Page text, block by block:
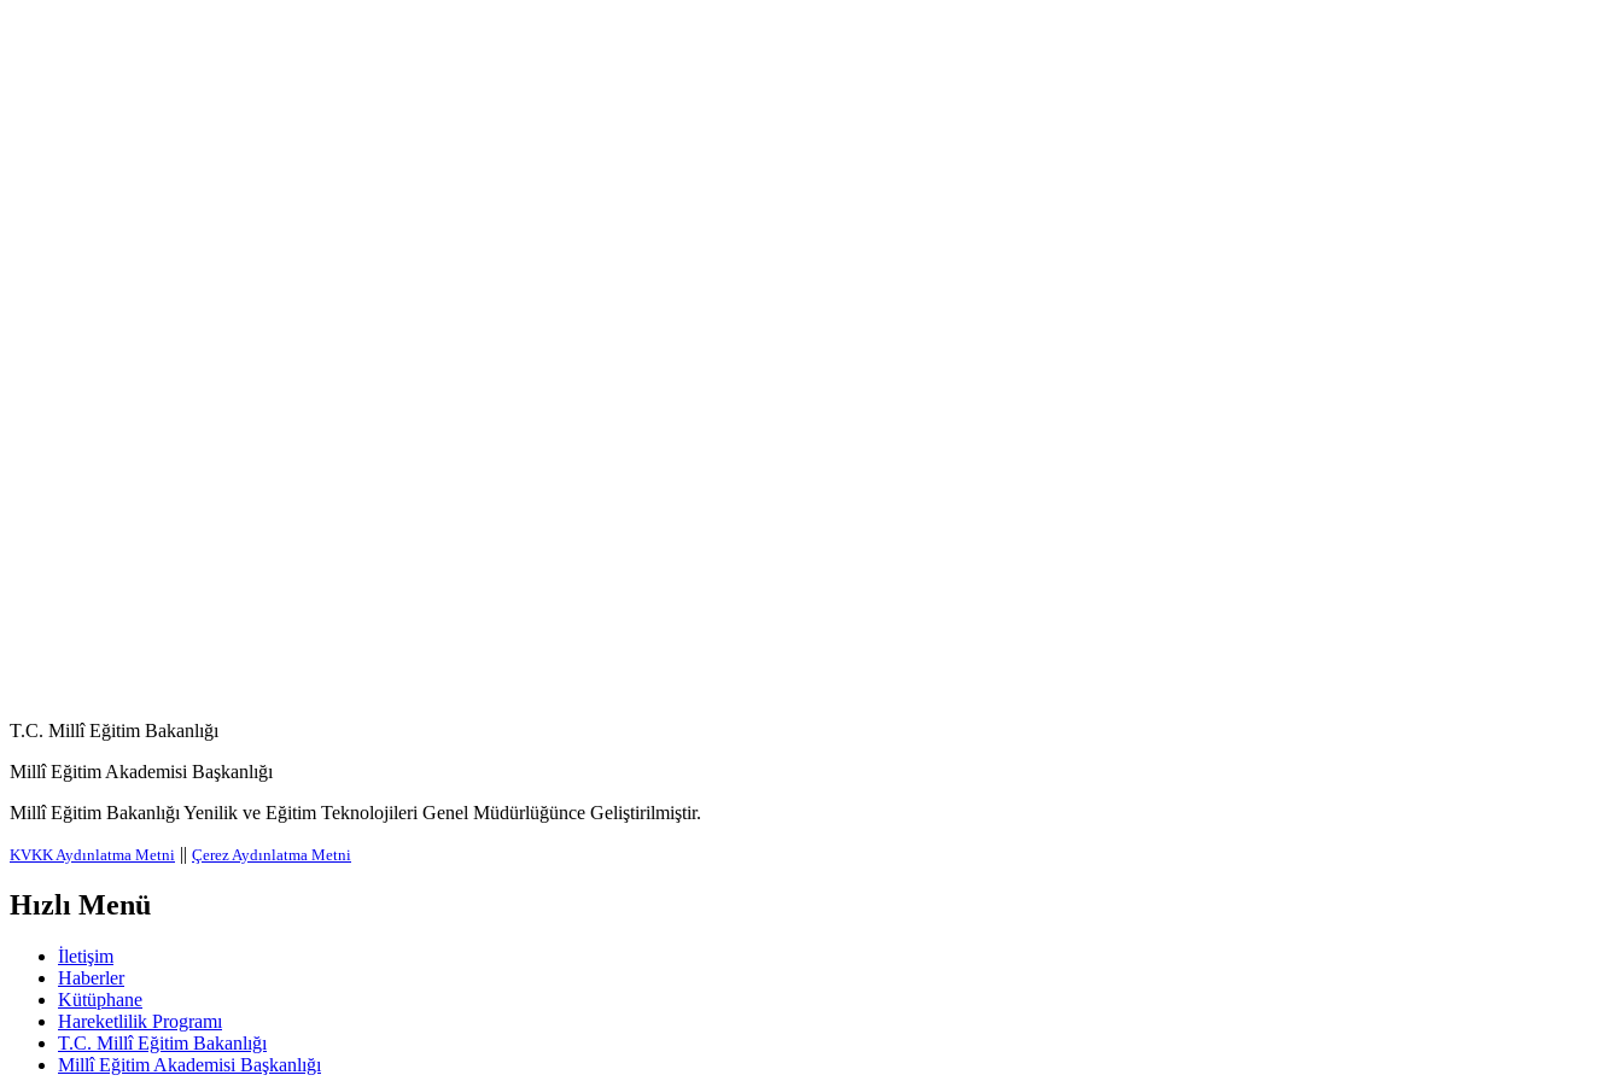
T.C. Millî Eğitim Bakanlığı
Millî Eğitim Akademisi Başkanlığı
Millî Eğitim Bakanlığı Yenilik ve Eğitim Teknolojileri Genel Müdürlüğünce Geliştirilmiştir.
KVKK Aydınlatma Metni || Çerez Aydınlatma Metni
Hızlı Menü
İletişim
Haberler
Kütüphane
Hareketlilik Programı
T.C. Millî Eğitim Bakanlığı
Millî Eğitim Akademisi Başkanlığı